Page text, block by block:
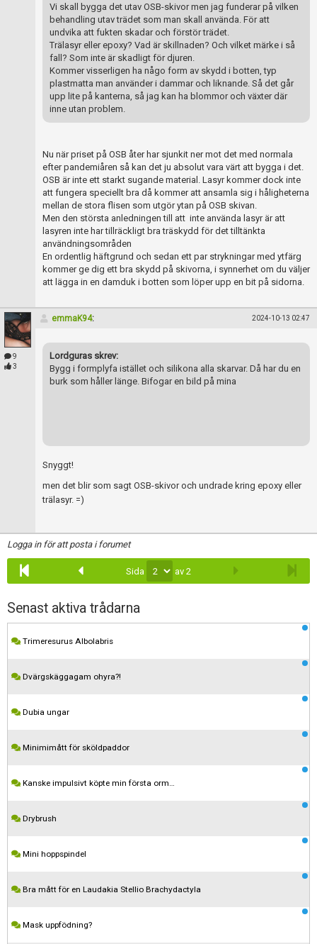
Vi skall bygga det utav OSB-skivor men jag funderar på vilken
behandling utav trädet som man skall använda. För att
undvika att fukten skadar och förstör trädet.
Trälasyr eller epoxy? Vad är skillnaden? Och vilket märke i så
fall? Som inte är skadligt för djuren.
Kommer visserligen ha någo form av skydd i botten, typ
plastmatta man använder i dammar och liknande. Så det går
upp lite på kanterna, så jag kan ha blommor och växter där
inne utan problem.
Nu när priset på OSB åter har sjunkit ner mot det med normala
efter pandemiåren så kan det ju absolut vara värt att bygga i det.
OSB är inte ett starkt sugande material. Lasyr kommer dock inte
att fungera speciellt bra då kommer att ansamla sig i håligheterna
mellan de stora flisen som utgör ytan på OSB skivan.
Men den största anledningen till att inte använda lasyr är att
lasyren inte har tillräckligt bra träskydd för det tilltänkta
användningsområden
En ordentlig häftgrund och sedan ett par strykningar med ytfärg
kommer ge dig ett bra skydd på skivorna, i synnerhet om du väljer
att lägga in en damduk i botten som löper upp en bit på sidorna.
9
3
emmaK94: 2024-10-13 02:47
Lordguras skrev:
Bygg i formplyfa istället och silikona alla skarvar. Då har du en
burk som håller länge. Bifogar en bild på mina
Snyggt!
men det blir som sagt OSB-skivor och undrade kring epoxy eller
trälasyr. =)
Logga in för att posta i forumet
Sida av 2
Senast aktiva trådarna
Trimeresurus Albolabris
Dvärgskäggagam ohyra?!
Dubia ungar
Minimimått för sköldpaddor
Kanske impulsivt köpte min första orm…
Drybrush
Mini hoppspindel
Bra mått för en Laudakia Stellio Brachydactyla
Mask uppfödning?